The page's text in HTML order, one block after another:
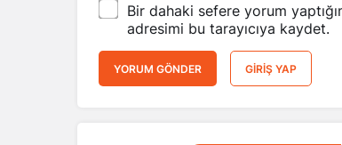
Bir dahaki sefere yorum
adresimi bu tarayıcıya kaydet.
YORUM GÖNDER GIRIŞ YAP